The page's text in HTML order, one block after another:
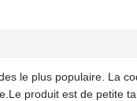
le plus populaire. La
produit est de petite